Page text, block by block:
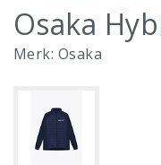
Osaka
Merk: Osaka